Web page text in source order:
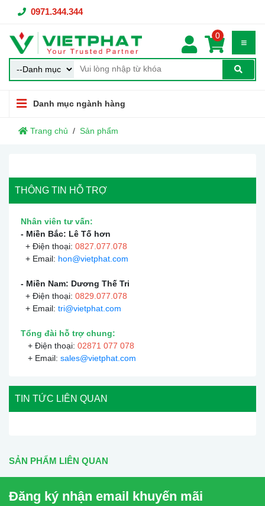
0971.344.344
0
Danh mục ngành hàng
Trang chủ Sản phẩm
THÔNG TIN HỖ TRỢ
Nhân viên tư vấn:
- Miền Bắc: Lê Tố hơn
+ Điện thoại: 0827.077.078
+ Email: hon@vietphat.com
- Miền Nam: Dương Thế Tri
+ Điện thoại: 0829.077.078
+ Email: tri@vietphat.com
Tổng đài hỗ trợ chung:
+ Điện thoại: 02871 077 078
+ Email: sales@vietphat.com
TIN TỨC LIÊN QUAN
SẢN PHẨM LIÊN QUAN
Đăng ký nhận email khuyến mãi